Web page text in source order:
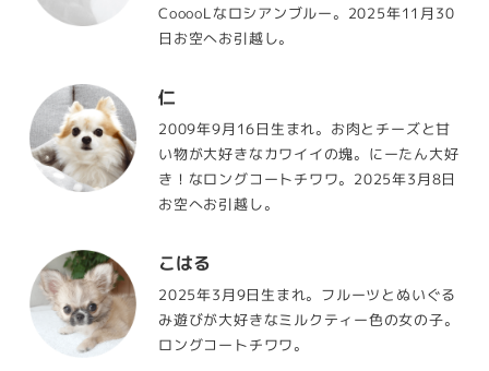
CooooLなロシアンブルー。2025年11月30
日お空へお引越し。
仁
2009年9月16日生まれ。お肉とチーズと甘
い物が大好きなカワイイの塊。にーたん大好
き！なロングコートチワワ。2025年3月8日
お空へお引越し。
こはる
2025年3月9日生まれ。フルーツとぬいぐる
み遊びが大好きなミルクティー色の女の子。
ロングコートチワワ。